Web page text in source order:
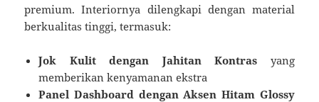
premium. Interiornya dilengkapi dengan material
berkualitas tinggi, termasuk:
Jok Kulit dengan Jahitan Kontras yang
memberikan kenyamanan ekstra
Panel Dashboard dengan Aksen Hitam Glossy